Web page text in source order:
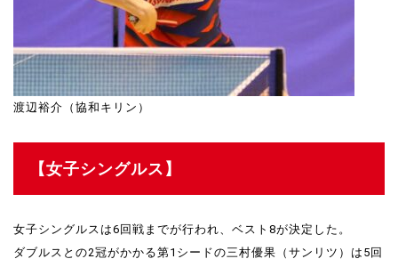
渡辺裕介（協和キリン）
【女子シングルス】
女子シングルスは6回戦までが行われ、ベスト8が決定した。
ダブルスとの2冠がかかる第1シードの三村優果（サンリツ）は5回